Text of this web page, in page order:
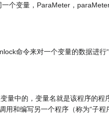
一个变量，ParaMeter，
命令来对一个变量的数据进行“
量中的，变量名就是该程序的程
和编写另一个程序（称为“子程